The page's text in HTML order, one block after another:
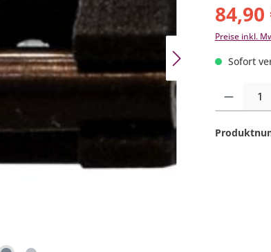
Preise inkl.
Sofort
Produkt